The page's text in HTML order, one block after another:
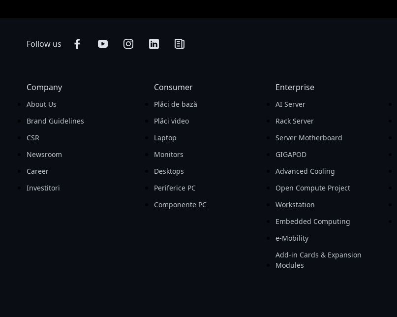
Follow us
Company
About Us
Brand Guidelines
CSR
Newsroom
Career
Investitori
Consumer
Plăci de bază
Plăci video
Laptop
Monitors
Desktops
Periferice PC
Componente PC
Enterprise
AI Server
Rack Server
Server Motherboard
GIGAPOD
Advanced Cooling
Open Compute Project
Workstation
Embedded Computing
e-Mobility
Add-in Cards & Expansion
Modules